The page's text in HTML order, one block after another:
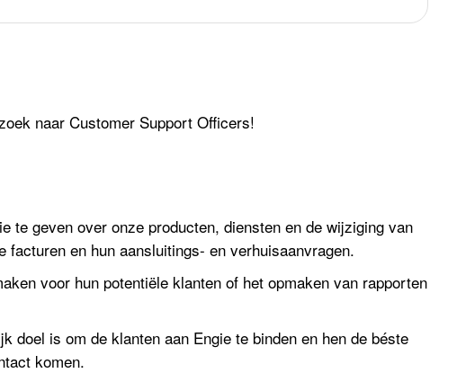
naar Customer Support Officers!
te geven over onze producten, diensten en de wijziging van
en hun aansluitings- en verhuisaanvragen.
voor hun potentiële klanten of het opmaken van rapporten
doel is om de klanten aan Engie te binden en hen de béste
komen.